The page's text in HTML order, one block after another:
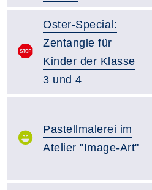
Oster-Special:
Zentangle für
Kinder der Klasse
3 und 4
Pastellmalerei im
Atelier "Image-Art"